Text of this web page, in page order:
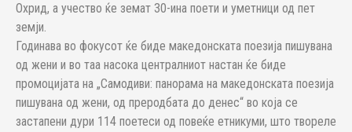
Охрид, а учество ќе земат 30-ина поети и уметници од пет
земји.
Годинава во фокусот ќе биде македонската поезија пишувана
од жени и во таа насока централниот настан ќе биде
промоцијата на „Самодиви: панорама на македонската поезија
пишувана од жени, од преродбата до денес“ во која се
застапени дури 114 поетеси од повеќе етникуми, што твореле